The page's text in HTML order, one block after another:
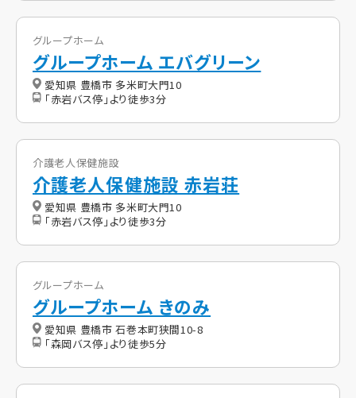
グループホーム
グループホーム エバグリーン
愛知県 豊橋市 多米町大門10
「赤岩バス停」より徒歩3分
介護老人保健施設
介護老人保健施設 赤岩荘
愛知県 豊橋市 多米町大門10
「赤岩バス停」より徒歩3分
グループホーム
グループホーム きのみ
愛知県 豊橋市 石巻本町狭間10-8
「森岡バス停」より徒歩5分